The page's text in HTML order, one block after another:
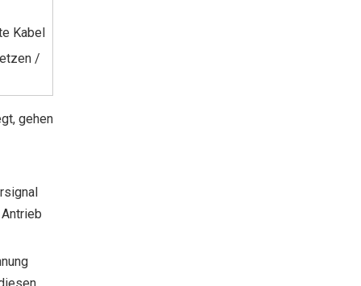
Kabel
/
gehen